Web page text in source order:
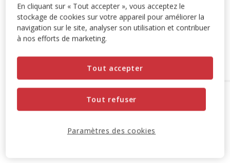
cours.
Voir conditions
Code: WELCOME10 Copier
Ajouter au panier
Options de livraison
Retrait en magasin
Voir la disponibilité en magasin
En cliquant sur « Tout accepter », vous acceptez le
stockage de cookies sur votre appareil pour améliorer la
navigation sur le site, analyser son utilisation et contribuer
à nos efforts de marketing.
Tout refuser
Tout accepter
Paramètres des cookies